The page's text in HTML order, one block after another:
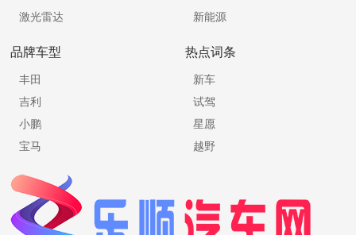
激光雷达
新能源
品牌车型
丰田
吉利
小鹏
宝马
热点词条
新车
试驾
星愿
越野